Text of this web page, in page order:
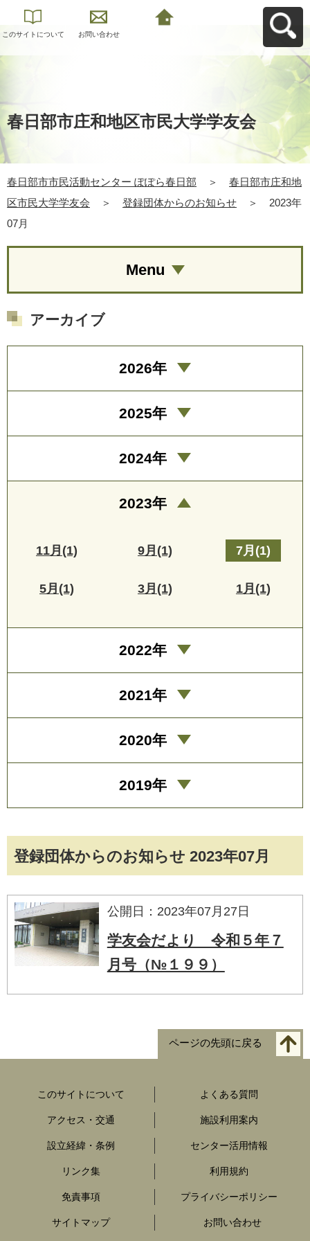
このサイトについて お問い合わせ
春日部市庄和地区市民大学学友会
春日部市市民活動センター ぽぽら春日部 ＞
春日部市庄和地
区市民大学学友会
＞ 登録団体からのお知らせ ＞
2023年
07月
登録団体からのお知らせ 2023年07月
公開日：2023年07月27日
学友会だより 令和５年７
月号（№１９９）
Menu
アーカイブ
2026年
2025年
2024年
2023年
11月(1) 9月(1) 7月(1)
5月(1) 3月(1) 1月(1)
2022年
2021年
2020年
2019年
ページの先頭に戻る
このサイトについて よくある質問
アクセス・交通 施設利用案内
設立経緯・条例 センター活用情報
リンク集 利用規約
免責事項 プライバシーポリシー
サイトマップ お問い合わせ